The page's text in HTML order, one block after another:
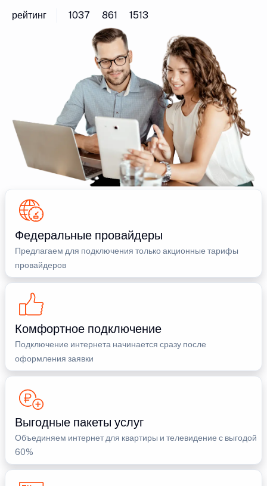
рейтинг 1037 861 1513
Федеральные провайдеры
Предлагаем для подключения только акционные тарифы
провайдеров
Комфортное подключение
Подключение интернета начинается сразу после
оформления заявки
Выгодные пакеты услуг
Объединяем интернет для квартиры и телевидение с выгодой
60%